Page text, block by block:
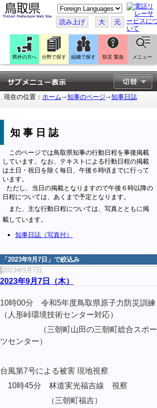
こ
の
ペ
ー
ジ
翻
訳
す
る
読み上げ 大 元
県外の方へ 分野で探す 組織で探す 防災 緊急 メニュー
現在の位置： ホーム 知事のページ 知事日誌
知事日誌
このページでは鳥取県知事の行動日程を事後掲載
しています。なお、テキストによる行動日程の掲載
は土日・祝日を除く毎日、午後６時頃までに行って
います。
ただし、当日の掲載となりますので午後６時以降の
日程については、あくまで予定となります。
また、主な行動日程については、写真とともに掲
載しています。
知事日誌（写真付）
「 2023年9月7日 」で絞込み
2023年9月7日
2023年9月7日（木）
10時00分 令和5年度鳥取県原子力防災訓練
（人形峠環境技術センター対応）
（三朝町山田の三朝町総合スポー
ツセンター）
台風第7号による被害 現地視察
10時45分 林道実光福吉線 視察
（三朝町福吉）